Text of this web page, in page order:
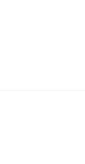
Module 형태의